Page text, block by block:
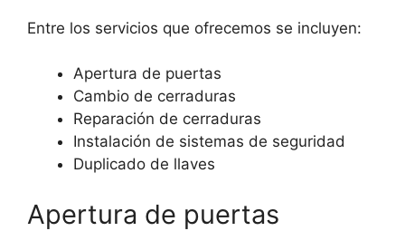
Entre los servicios que ofrecemos se incluyen:
Apertura de puertas
Cambio de cerraduras
Reparación de cerraduras
Instalación de sistemas de seguridad
Duplicado de llaves
Apertura de puertas